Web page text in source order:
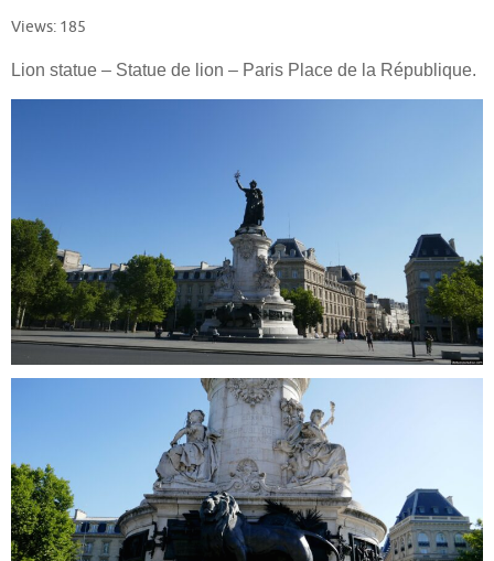
Views: 185
Lion statue – Statue de lion – Paris Place de la République.